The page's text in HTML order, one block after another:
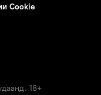
Cookie
18+